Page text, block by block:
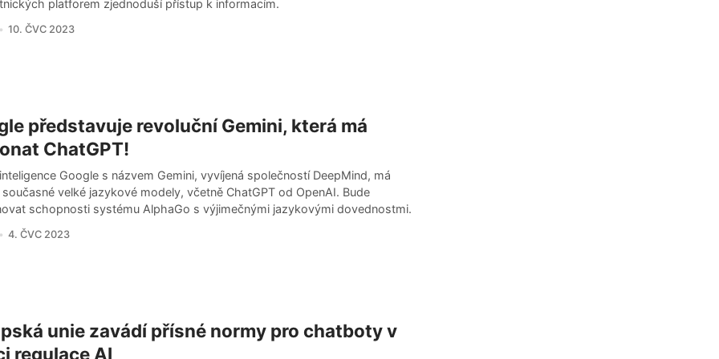
platforem zjednoduší přístup k informacím.
10. ČVC 2023
představuje revoluční Gemini, která má
ChatGPT!
Google s názvem Gemini, vyvíjená společností DeepMind, má
velké jazykové modely, včetně ChatGPT od OpenAI. Bude
schopnosti systému AlphaGo s výjimečnými jazykovými dovednostmi.
4. ČVC 2023
unie zavádí přísné normy pro chatboty v
regulace AI